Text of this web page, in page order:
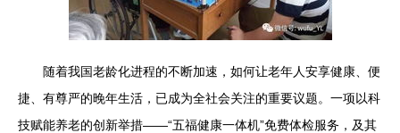
随着我国老龄化进程的不断加速，如何让老年人安享健康、便
捷、有尊严的晚年生活，已成为全社会关注的重要议题。一项以科
技赋能养老的创新举措——“五福健康一体机”免费体检服务，及其